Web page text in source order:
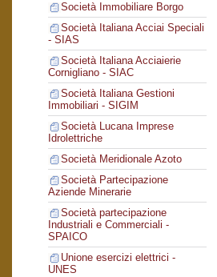
Società Immobiliare Borgo
Società Italiana Acciai Speciali
- SIAS
Società Italiana Acciaierie
Cornigliano - SIAC
Società Italiana Gestioni
Immobiliari - SIGIM
Società Lucana Imprese
Idrolettriche
Società Meridionale Azoto
Società Partecipazione
Aziende Minerarie
Società partecipazione
Industriali e Commerciali -
SPAICO
Unione esercizi elettrici -
UNES